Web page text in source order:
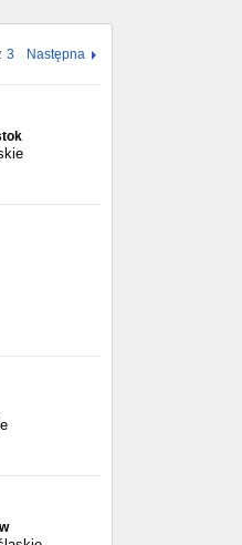
3 Następna